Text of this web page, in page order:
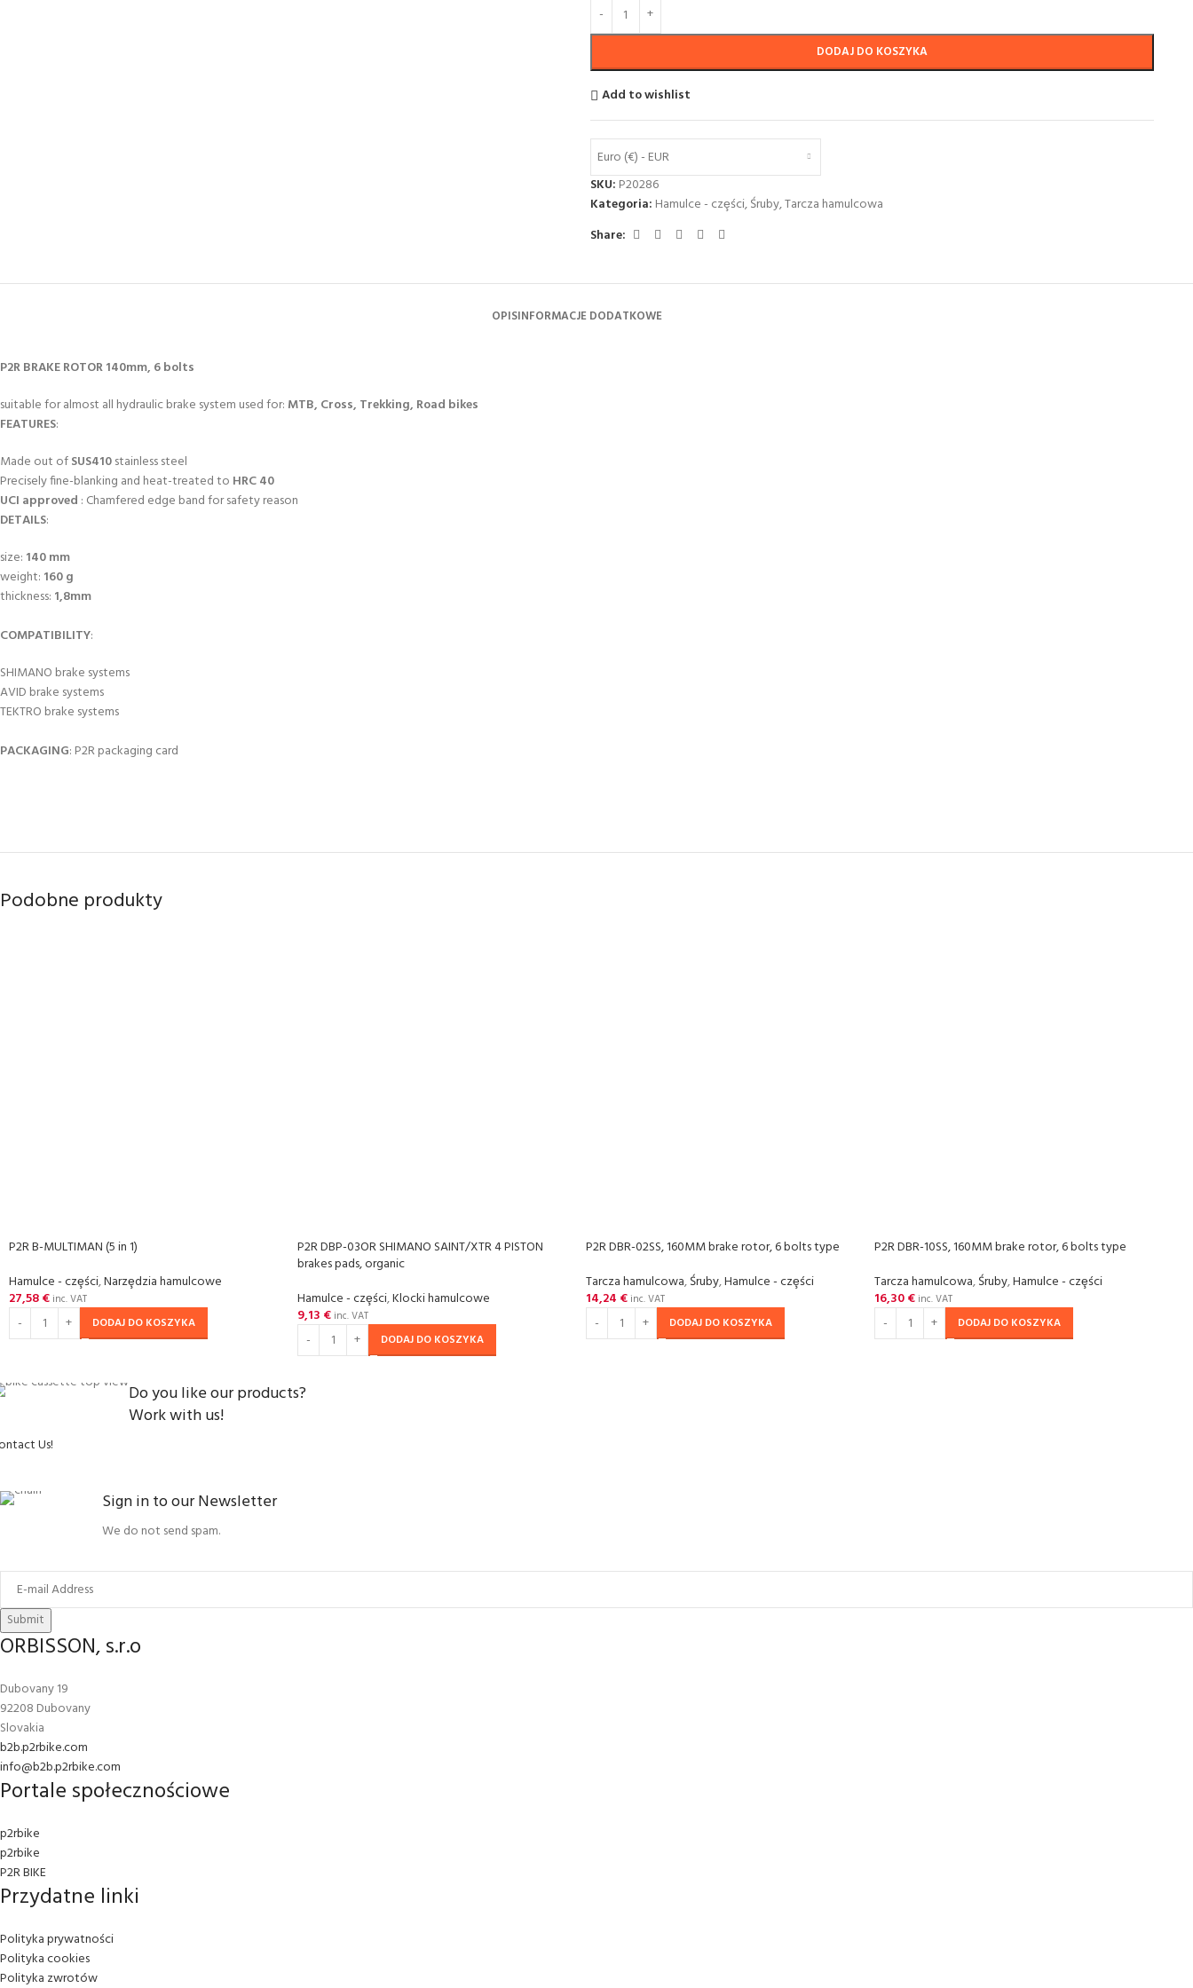
DODAJ DO KOSZYKA
Add to wishlist
Euro (€) - EUR
SKU: P20286
Kategoria: Hamulce - czȩści,Śruby,Tarcza hamulcowa
Share:
OPISINFORMACJE DODATKOWE
P2R BRAKE ROTOR 140mm, 6 bolts
suitable for almost all hydraulic brake system used for: MTB, Cross, Trekking, Road bikes
FEATURES:
Made out ofSUS410stainless steel
Precisely fine-blanking and heat-treated to HRC 40
UCI approved : Chamfered edge band for safety reason
DETAILS:
size: 140 mm
weight: 160 g
thickness: 1,8mm
COMPATIBILITY:
SHIMANO brake systems
AVID brake systems
TEKTRO brake systems
PACKAGING: P2R packaging card
Podobne produkty
P2R B-MULTIMAN (5 in 1)
Hamulce - czȩści,Narzȩdzia hamulcowe
27,58€ inc. VAT
DODAJ DO KOSZYKA
P2R DBP-03OR SHIMANO SAINT/XTR 4 PISTON
brakes pads, organic
Hamulce - czȩści,Klocki hamulcowe
9,13 € inc. VAT
DODAJ DO KOSZYKA
P2R DBR-02SS, 160MM brake rotor, 6 bolts type
Tarcza hamulcowa,Śruby,Hamulce - czȩści
14,24 € inc. VAT
DODAJ DO KOSZYKA
P2R DBR-10SS, 160MM brake rotor, 6 bolts type
Tarcza hamulcowa,Śruby,Hamulce - czȩści
16,30€ inc. VAT
DODAJ DO KOSZYKA
Do you like our products?
Work with us!
Us!
Sign in to our Newsletter
We do not send spam.
Submit
ORBISSON, s.r.o
Dubovany 19
92208 Dubovany
Slovakia
b2b.p2rbike.com
info@b2b.p2rbike.com
Portale społecznościowe
p2rbike
p2rbike
P2R BIKE
Przydatne linki
Polityka prywatności
Polityka cookies
Polityka zwrotów